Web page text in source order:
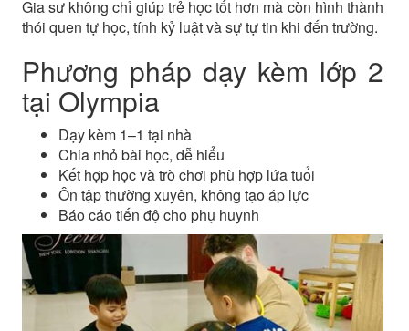
Gia sư không chỉ giúp trẻ học tốt hơn mà còn hình thành
thói quen tự học, tính kỷ luật và sự tự tin khi đến trường.
Phương pháp dạy kèm lớp 2
tại Olympia
Dạy kèm 1–1 tại nhà
Chia nhỏ bài học, dễ hiểu
Kết hợp học và trò chơi phù hợp lứa tuổi
Ôn tập thường xuyên, không tạo áp lực
Báo cáo tiến độ cho phụ huynh